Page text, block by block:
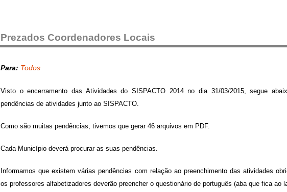
Prezados Coordenadores Locais
Para: Todos
Visto o encerramento das Atividades do SISPACTO 2014 no dia 31/03/2015, segue
pendências de atividades junto ao SISPACTO.
Como são muitas pendências, tivemos que gerar 46 arquivos em PDF.
Cada Município deverá procurar as suas pendências.
Informamos que existem várias pendências com relação ao preenchimento das atividades
os professores alfabetizadores deverão preencher o questionário de português (aba que fica ao